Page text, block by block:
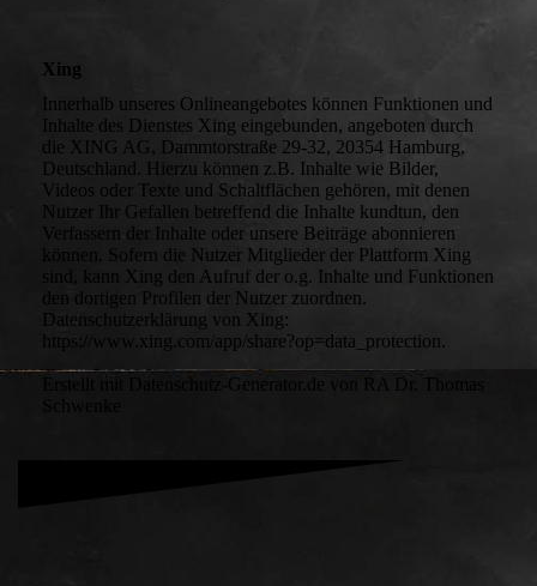
Xing
Innerhalb unseres Onlineangebotes können Funktionen und
Inhalte des Dienstes Xing eingebunden, angeboten durch
die XING AG, Dammtorstraße 29-32, 20354 Hamburg,
Deutschland. Hierzu können z.B. Inhalte wie Bilder,
Videos oder Texte und Schaltflächen gehören, mit denen
Nutzer Ihr Gefallen betreffend die Inhalte kundtun, den
Verfassern der Inhalte oder unsere Beiträge abonnieren
können. Sofern die Nutzer Mitglieder der Plattform Xing
sind, kann Xing den Aufruf der o.g. Inhalte und Funktionen
den dortigen Profilen der Nutzer zuordnen.
Datenschutzerklärung von Xing:
https://www.xing.com/app/share?op=data_protection.
Erstellt mit Datenschutz-Generator.de von RA Dr. Thomas